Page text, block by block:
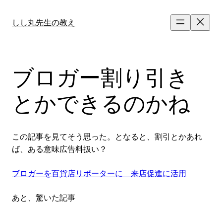
しし丸先生の教え
ブロガー割り引き
とかできるのかね
この記事を見てそう思った。となると、割引とかあれ
ば、ある意味広告料扱い？
ブロガーを百貨店リポーターに 来店促進に活用
あと、驚いた記事